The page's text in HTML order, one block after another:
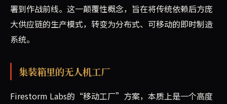
署到作战前线。这一颠覆性概念，旨在将传统依赖后方庞
大供应链的生产模式，转变为分布式、可移动的即时制造
系统。
集装箱里的无人机工厂
Firestorm Labs的“移动工厂”方案，本质上是一个高度